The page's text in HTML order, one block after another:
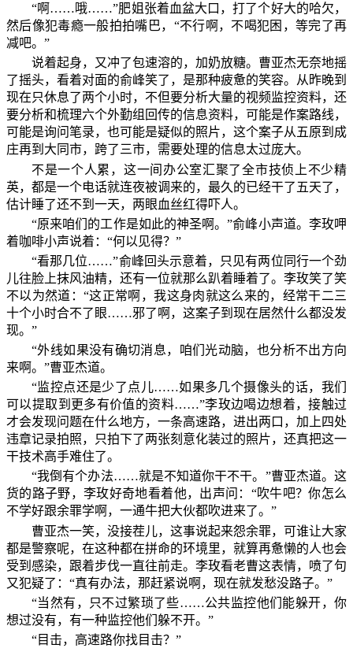
“啊……哦……”肥姐张着血盆大口，打了个好大的哈欠，
然后像犯毒瘾一般拍拍嘴巴，“不行啊，不喝犯困，等完了再
减吧。”
说着起身，又冲了包速溶的，加奶放糖。曹亚杰无奈地摇
了摇头，看着对面的俞峰笑了，是那种疲惫的笑容。从昨晚到
现在只休息了两个小时，不但要分析大量的视频监控资料，还
要分析和梳理六个外勤组回传的信息资料，可能是作案路线，
可能是询问笔录，也可能是疑似的照片，这个案子从五原到成
庄再到大同市，跨了三市，需要处理的信息太过庞大。
不是一个人累，这一间办公室汇聚了全市技侦上不少精
英，都是一个电话就连夜被调来的，最久的已经干了五天了，
估计睡了还不到一天，两眼血丝红得吓人。
“原来咱们的工作是如此的神圣啊。”俞峰小声道。李玫呷
着咖啡小声说着：“何以见得？”
“看那几位……”俞峰回头示意着，只见有两位同行一个劲
儿往脸上抹风油精，还有一位就那么趴着睡着了。李玫笑了笑
不以为然道：“这正常啊，我这身肉就这么来的，经常干二三
十个小时合不了眼……邪了啊，这案子到现在居然什么都没发
现。”
“外线如果没有确切消息，咱们光动脑，也分析不出方向
来啊。”曹亚杰道。
“监控点还是少了点儿……如果多几个摄像头的话，我们
可以提取到更多有价值的资料……”李玫边喝边想着，接触过
才会发现问题在什么地方，一条高速路，进出两口，加上四处
违章记录拍照，只拍下了两张刻意化装过的照片，还真把这一
干技术高手难住了。
“我倒有个办法……就是不知道你干不干。”曹亚杰道。这
货的路子野，李玫好奇地看着他，出声问：“吹牛吧？你怎么
不学好跟余罪学啊，一通牛把大伙都吹进来了。”
曹亚杰一笑，没接茬儿，这事说起来怨余罪，可谁让大家
都是警察呢，在这种都在拼命的环境里，就算再惫懒的人也会
受到感染，跟着步伐一直往前走。李玫看老曹这表情，喷了句
又犯疑了：“真有办法，那赶紧说啊，现在就发愁没路子。”
“当然有，只不过繁琐了些……公共监控他们能躲开，你
想过没有，有一种监控他们躲不开。”
“目击，高速路你找目击？”